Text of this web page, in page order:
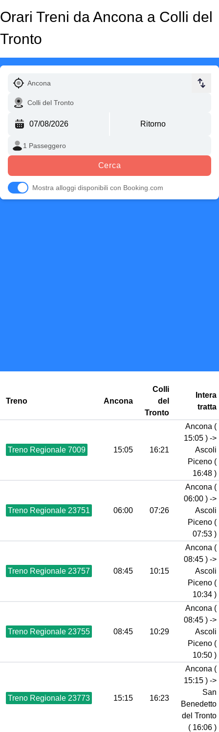
Orari Treni da Ancona a Colli del
Tronto
Cerca
Mostra alloggi disponibili con Booking.com
Treno Ancona
Colli
del
Tronto
Intera
tratta
Treno Regionale 7009 15:05 16:21
Ancona (
15:05 ) ->
Ascoli
Piceno (
16:48 )
Treno Regionale 23751 06:00 07:26
Ancona (
06:00 ) ->
Ascoli
Piceno (
07:53 )
Treno Regionale 23757 08:45 10:15
Ancona (
08:45 ) ->
Ascoli
Piceno (
10:34 )
Treno Regionale 23755 08:45 10:29
Ancona (
08:45 ) ->
Ascoli
Piceno (
10:50 )
Treno Regionale 23773 15:15 16:23
Ancona (
15:15 ) ->
San
Benedetto
del Tronto
( 16:06 )